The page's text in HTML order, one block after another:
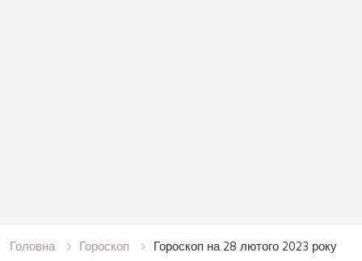
Головна Гороскоп Гороскоп на 28 лютого 2023 року